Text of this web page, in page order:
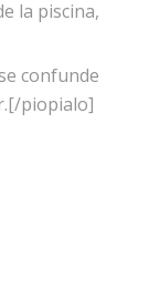
la piscina,
confunde
piopialo]